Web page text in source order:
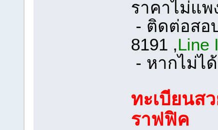
ราคาไม่แพ
- ติดต่อส
8191 ,Line
- หากไม่ไ
ทะเบียนส
ราฟฟิค